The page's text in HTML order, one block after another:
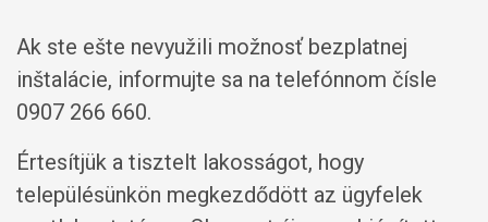
Ak ste ešte nevyužili možnosť bezplatnej
inštalácie, informujte sa na telefónnom čísle
0907 266 660.
Értesítjük a tisztelt lakosságot, hogy
településünkön megkezdődött az ügyfelek